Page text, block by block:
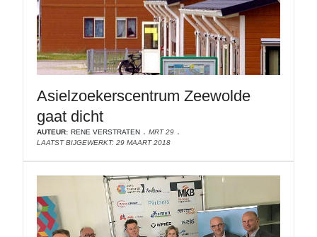
Asielzoekerscentrum Zeewolde
gaat dicht
AUTEUR: RENE VERSTRATEN
MRT 29
LAATST BIJGEWERKT: 29 MAART 2018